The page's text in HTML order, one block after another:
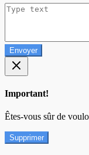
Envoyer
Important!
Êtes-vous sûr de
Supprimer